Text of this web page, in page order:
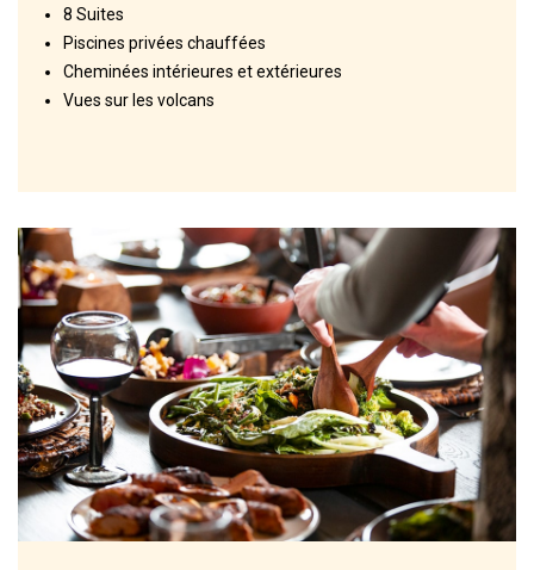
8 Suites
Piscines privées chauffées
Cheminées intérieures et extérieures
Vues sur les volcans